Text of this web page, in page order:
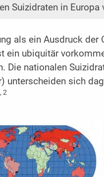
Suizidraten in Europa
als ein Ausdruck der
ein ubiquitär
Die nationalen
unterscheiden sich
2